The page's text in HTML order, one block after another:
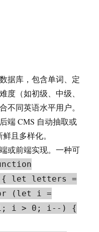
据库，包含单词、定
度（如初级、中级、
不同英语水平用户。
端 CMS 自动抽取或
且多样化。
或前端实现。一种可
{ let letters =
(let i =
i > 0; i--) {